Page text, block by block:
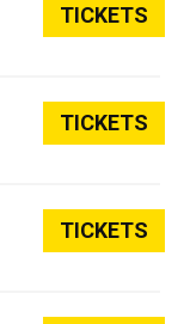
TICKETS
TICKETS
TICKETS